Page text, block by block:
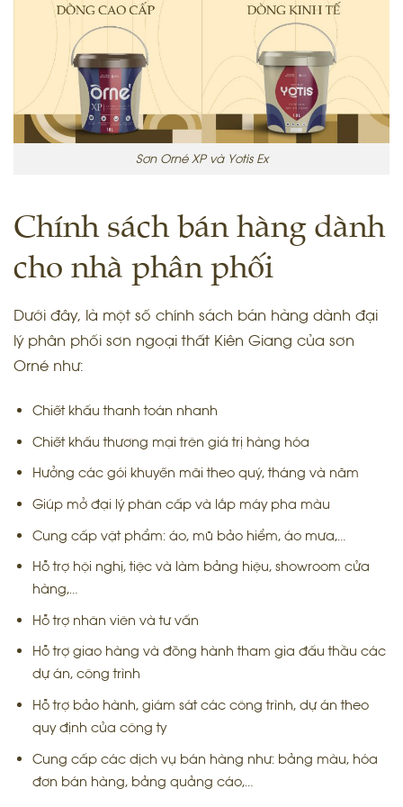
Sơn Orné XP và Yotis Ex
Chính sách bán hàng dành
cho nhà phân phối
Dưới đây, là một số chính sách bán hàng dành đại
lý phân phối sơn ngoại thất Kiên Giang của sơn
Orné như:
Chiết khấu thanh toán nhanh
Chiết khấu thương mại trên giá trị hàng hóa
Hưởng các gói khuyến mãi theo quý, tháng và năm
Giúp mở đại lý phân cấp và lắp máy pha màu
Cung cấp vật phẩm: áo, mũ bảo hiểm, áo mưa,…
Hỗ trợ hội nghị, tiệc và làm bảng hiệu, showroom cửa
hàng,…
Hỗ trợ nhân viên và tư vấn
Hỗ trợ giao hàng và đồng hành tham gia đấu thầu các
dự án, công trình
Hỗ trợ bảo hành, giám sát các công trình, dự án theo
quy định của công ty
Cung cấp các dịch vụ bán hàng như: bảng màu, hóa
đơn bán hàng, bảng quảng cáo,…